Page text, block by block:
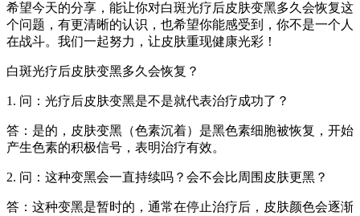
希望今天的分享，能让你对白斑光疗后皮肤变黑多久会恢复这
个问题，有更清晰的认识，也希望你能感受到，你不是一个人
在战斗。我们一起努力，让皮肤重现健康光彩！
白斑光疗后皮肤变黑多久会恢复？
1. 问：光疗后皮肤变黑是不是就代表治疗成功了？
答：是的，皮肤变黑（色素沉着）是黑色素细胞被恢复，开始
产生色素的积极信号，表明治疗有效。
2. 问：这种变黑会一直持续吗？会不会比周围皮肤更黑？
答：这种变黑是暂时的，通常在停止治疗后，皮肤颜色会逐渐